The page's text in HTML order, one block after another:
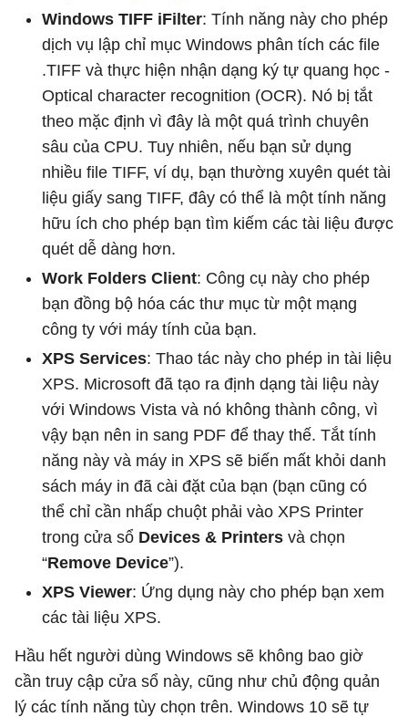
Windows TIFF iFilter: Tính năng này cho phép
dịch vụ lập chỉ mục Windows phân tích các file
.TIFF và thực hiện nhận dạng ký tự quang học -
Optical character recognition (OCR). Nó bị tắt
theo mặc định vì đây là một quá trình chuyên
sâu của CPU. Tuy nhiên, nếu bạn sử dụng
nhiều file TIFF, ví dụ, bạn thường xuyên quét tài
liệu giấy sang TIFF, đây có thể là một tính năng
hữu ích cho phép bạn tìm kiếm các tài liệu được
quét dễ dàng hơn.
Work Folders Client: Công cụ này cho phép
bạn đồng bộ hóa các thư mục từ một mạng
công ty với máy tính của bạn.
XPS Services: Thao tác này cho phép in tài liệu
XPS. Microsoft đã tạo ra định dạng tài liệu này
với Windows Vista và nó không thành công, vì
vậy bạn nên in sang PDF để thay thế. Tắt tính
năng này và máy in XPS sẽ biến mất khỏi danh
sách máy in đã cài đặt của bạn (bạn cũng có
thể chỉ cần nhấp chuột phải vào XPS Printer
trong cửa sổ Devices & Printers và chọn
“Remove Device”).
XPS Viewer: Ứng dụng này cho phép bạn xem
các tài liệu XPS.
Hầu hết người dùng Windows sẽ không bao giờ
cần truy cập cửa sổ này, cũng như chủ động quản
lý các tính năng tùy chọn trên. Windows 10 sẽ tự